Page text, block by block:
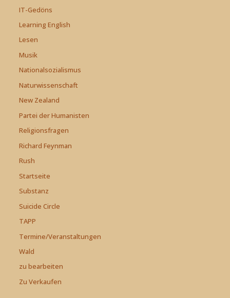
IT-Gedöns
Learning English
Lesen
Musik
Nationalsozialismus
Naturwissenschaft
New Zealand
Partei der Humanisten
Religionsfragen
Richard Feynman
Rush
Startseite
Substanz
Suicide Circle
TAPP
Termine/Veranstaltungen
Wald
zu bearbeiten
Zu Verkaufen